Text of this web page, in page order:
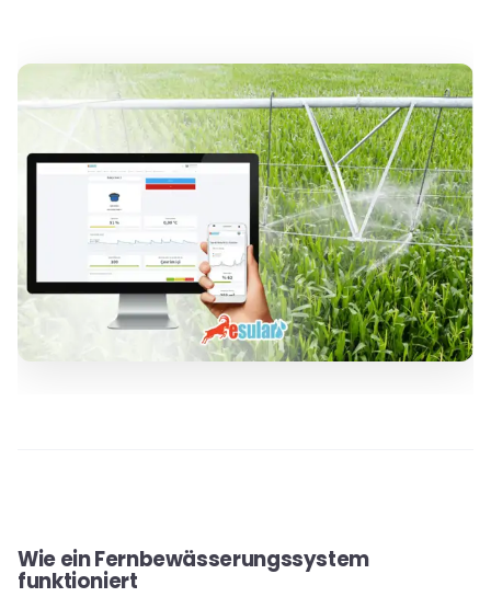
Wie ein Fernbewässerungssystem
funktioniert